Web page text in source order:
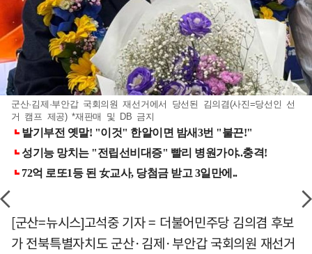
군산·김제·부안갑 국회의원 재선거에서 당선된 김의겸(사진=당선인 선
거 캠프 제공) *재판매 및 DB 금지
[군산=뉴시스]고석중 기자 = 더불어민주당 김의겸 후보
가 전북특별자치도 군산·김제·부안갑 국회의원 재선거